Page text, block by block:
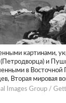
картинами,
(Петродворца) и
в Восточной
Вторая мировая
Images Group /